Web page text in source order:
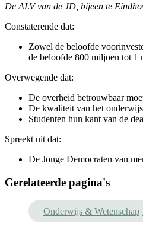
De ALV van de JD, bijeen te
Constaterende dat:
Zowel de beloofde
de beloofde 800 miljoen tot 1
Overwegende dat:
De overheid betrouwbaar
De kwaliteit van het
Studenten hun kant van de
Spreekt uit dat:
De Jonge Democraten van
Gerelateerde pagina's
Onderwijs & Wetenschap